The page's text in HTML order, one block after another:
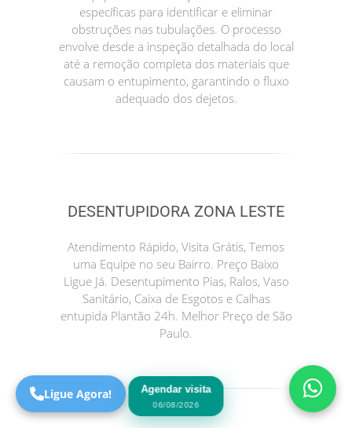
específicas para identificar e eliminar
obstruções nas tubulações. O processo
envolve desde a inspeção detalhada do local
até a remoção completa dos materiais que
causam o entupimento, garantindo o fluxo
adequado dos dejetos.
DESENTUPIDORA ZONA LESTE
Atendimento Rápido, Visita Grátis, Temos
uma Equipe no seu Bairro. Preço Baixo
Ligue Já. Desentupimento Pias, Ralos, Vaso
Sanitário, Caixa de Esgotos e Calhas
entupida Plantão 24h. Melhor Preço de São
Paulo.
Agendar visita
06/08/2026
Precisa de Ajuda?
Online
São Paulo! Precisa de
ajuda?
Ligue Agora!